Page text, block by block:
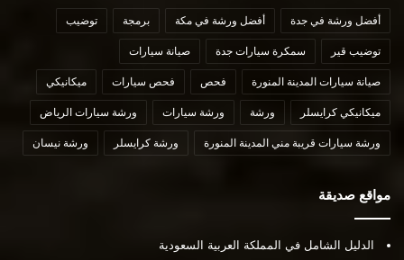
أفضل ورشة في جدة أفضل ورشة في مكة برمجة توضيب
توضيب قير سمكرة سيارات جدة صيانة سيارات
صيانة سيارات المدينة المنورة فحص فحص سيارات ميكانيكي
ميكانيكي كرايسلر ورشة ورشة سيارات ورشة سيارات الرياض
ورشة سيارات قريبة مني المدينة المنورة ورشة كرايسلر ورشة نيسان
مواقع صديقة
الدليل الشامل في المملكة العربية السعودية